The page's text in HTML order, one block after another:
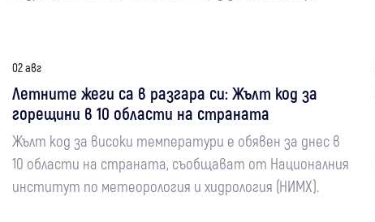
02 авг
Летните жеги са в разгара си: Жълт код за
горещини в 10 области на страната
Жълт код за високи температури е обявен за днес в
10 области на страната, съобщават от Националния
институт по метеорология и хидрология (НИМХ).